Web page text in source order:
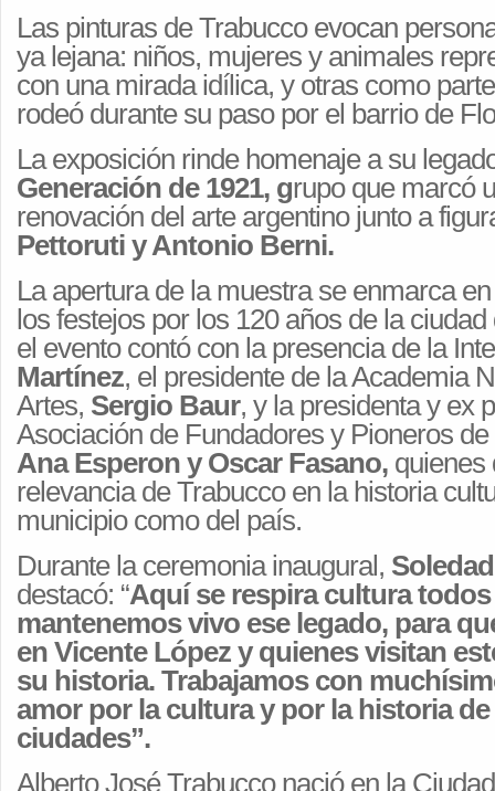
Las pinturas de Trabucco evocan
ya lejana: niños, mujeres y animales
con una mirada idílica, y otras como
rodeó durante su paso por el barrio de
La exposición rinde homenaje a su
Generación de 1921, grupo que marcó
renovación del arte argentino junto a
Pettoruti y Antonio Berni.
La apertura de la muestra se enmarca
los festejos por los 120 años de la
el evento contó con la presencia de la
Martínez, el presidente de la Academia
Artes, Sergio Baur, y la presidenta y ex
Asociación de Fundadores y Pioneros
Ana Esperon y Oscar Fasano, quienes
relevancia de Trabucco en la historia
municipio como del país.
Durante la ceremonia inaugural,
destacó: “Aquí se respira cultura
mantenemos vivo ese legado, para
en Vicente López y quienes visitan
su historia. Trabajamos con
amor por la cultura y por la historia
ciudades”.
Alberto José Trabucco nació en la